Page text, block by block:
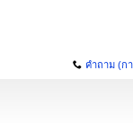
คำถาม (ก